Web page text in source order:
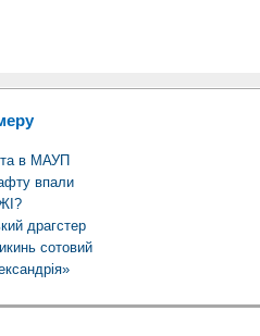
в МАУП
впали
драгстер
сотовий